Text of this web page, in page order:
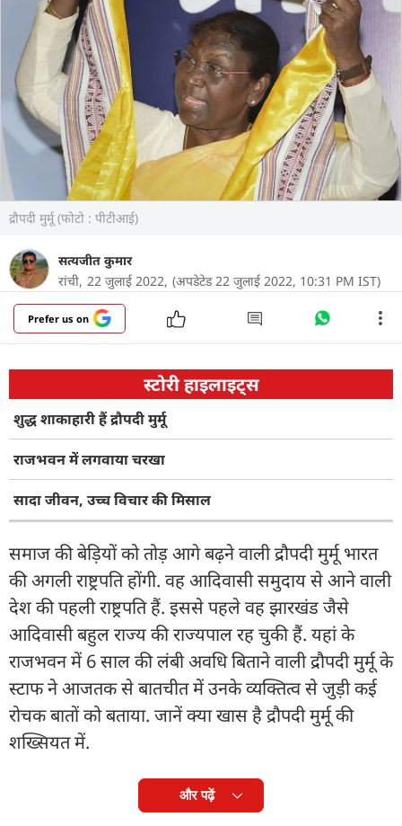
द्रौपदी मुर्मू (फोटो : पीटीआई)
सत्यजीत कुमार
रांची, 22 जुलाई 2022, (अपडेटेड 22 जुलाई 2022, 10:31 PM IST)
Prefer us on
स्टोरी हाइलाइट्स
शुद्ध शाकाहारी हैं द्रौपदी मुर्मू
राजभवन में लगवाया चरखा
सादा जीवन, उच्च विचार की मिसाल
समाज की बेड़ियों को तोड़ आगे बढ़ने वाली द्रौपदी मुर्मू भारत
की अगली राष्ट्रपति होंगी. वह आदिवासी समुदाय से आने वाली
देश की पहली राष्ट्रपति हैं. इससे पहले वह झारखंड जैसे
आदिवासी बहुल राज्य की राज्यपाल रह चुकी हैं. यहां के
राजभवन में 6 साल की लंबी अवधि बिताने वाली द्रौपदी मुर्मू के
स्टाफ ने आजतक से बातचीत में उनके व्यक्तित्व से जुड़ी कई
रोचक बातों को बताया. जानें क्या खास है द्रौपदी मुर्मू की
शख्सियत में.
और पढ़ें